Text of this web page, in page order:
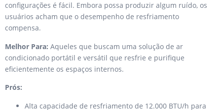
configurações é fácil. Embora possa produzir algum ruído, os
usuários acham que o desempenho de resfriamento
compensa.
Melhor Para: Aqueles que buscam uma solução de ar
condicionado portátil e versátil que resfrie e purifique
eficientemente os espaços internos.
Prós:
Alta capacidade de resfriamento de 12.000 BTU/h para